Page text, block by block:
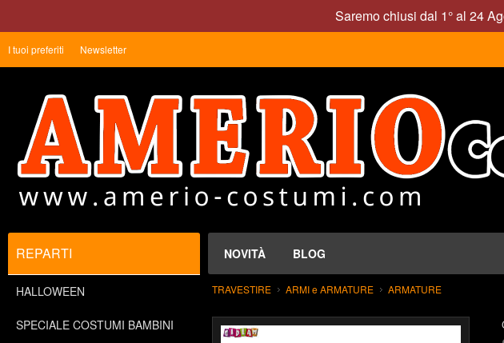
Saremo chiusi dal 1° al 24
I tuoi preferiti Newsletter
NOVITÀ BLOG
REPARTI
HALLOWEEN
SPECIALE COSTUMI BAMBINI
TRAVESTIRE ARMI e ARMATURE ARMATURE